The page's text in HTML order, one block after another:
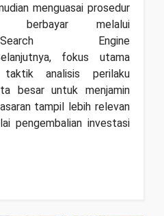
menguasai prosedur
berbayar melalui
Engine
fokus utama
taktik analisis perilaku
besar untuk menjamin
tampil lebih relevan
pengembalian investasi